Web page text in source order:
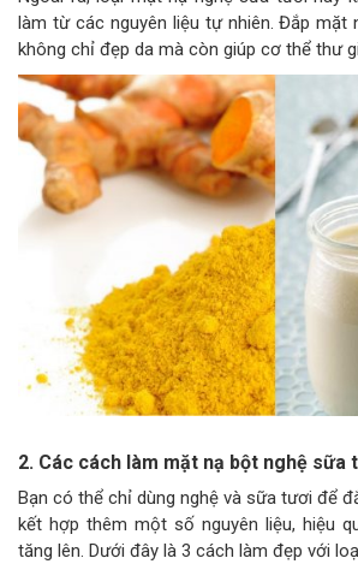
làm từ các nguyên liệu tự nhiên. Đắp mặt
không chỉ đẹp da mà còn giúp cơ thể thư
2. Các cách làm mặt nạ bột nghệ sữa
Bạn có thể chỉ dùng nghệ và sữa tươi để
kết hợp thêm một số nguyên liệu, hiệu
tăng lên. Dưới đây là 3 cách làm đẹp với